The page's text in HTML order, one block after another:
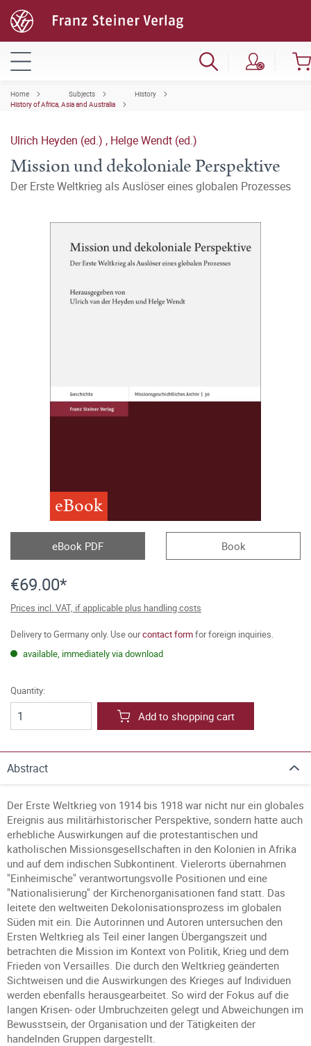
Home Subjects
History
History of Africa, Asia and Australia
Ulrich Heyden (ed.) , Helge Wendt (ed.)
Mission und dekoloniale Perspektive
Der Erste Weltkrieg als Auslöser eines globalen Prozesses
eBook
eBook PDF Book
€69.00*
Prices incl. VAT, if applicable plus handling costs
Delivery to Germany only. Use ourcontact formfor foreign inquiries.
available, immediately via download
Quantity:
Add to shopping cart
Abstract
Der Erste Weltkrieg von 1914 bis 1918 war nicht nur ein globales
Ereignis aus militärhistorischer Perspektive, sondern hatte auch
erhebliche Auswirkungen auf die protestantischen und
katholischen Missionsgesellschaften in den Kolonien in Afrika
und auf dem indischen Subkontinent. Vielerorts übernahmen
"Einheimische" verantwortungsvolle Positionen und eine
"Nationalisierung" der Kirchenorganisationen fand statt. Das
leitete den weltweiten Dekolonisationsprozess im globalen
Süden mit ein. Die Autorinnen und Autoren untersuchen den
Ersten Weltkrieg als Teil einer langen Übergangszeit und
betrachten die Mission im Kontext von Politik, Krieg und dem
Frieden von Versailles. Die durch den Weltkrieg geänderten
Sichtweisen und die Auswirkungen des Krieges auf Individuen
werden ebenfalls herausgearbeitet. So wird der Fokus auf die
langen Krisen- oder Umbruchzeiten gelegt und Abweichungen im
Bewusstsein, der Organisation und der Tätigkeiten der
handelnden Gruppen dargestellt.